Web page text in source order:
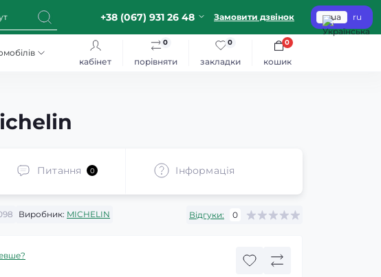
+38 (067) 931 26 48 Замовити дзвінок ua ru
кабінет
порівняти
0
закладки
0
кошик
0
Питання 0 Iнформація
Виробник: MICHELIN Відгуки: 0